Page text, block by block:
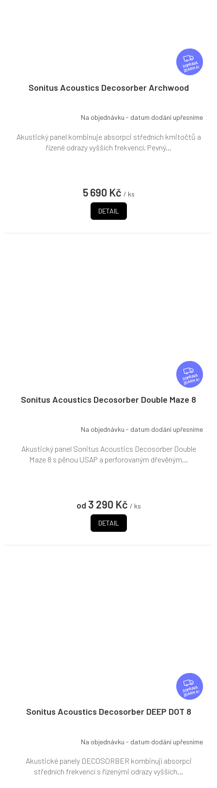
Z
D
A
ZDARMA
Sonitus Acoustics Decosorber Archwood
Na objednávku - datum dodání upřesníme
5 690 Kč / ks
DETAIL
Akustický panel kombinuje absorpci středních kmitočtů a
řízené odrazy vyšších frekvencí. Pevný...
Z
D
A
ZDARMA
Sonitus Acoustics Decosorber Double Maze 8
Na objednávku - datum dodání upřesníme
od 3 290 Kč / ks
DETAIL
Akustický panel Sonitus Acoustics Decosorber Double
Maze 8 s pěnou USAP a perforovaným dřevěným...
Z
D
A
ZDARMA
Sonitus Acoustics Decosorber DEEP DOT 8
Na objednávku - datum dodání upřesníme
Akustické panely DECOSORBER kombinují absorpci
středních frekvencí s řízenými odrazy vyšších...